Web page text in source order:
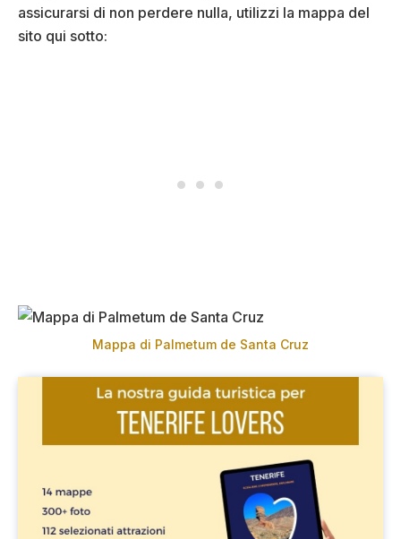
assicurarsi di non perdere nulla, utilizzi la mappa del
sito qui sotto:
Mappa di Palmetum de Santa Cruz